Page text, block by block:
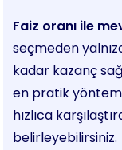
Faiz oranı ile
seçmeden
kadar kazanç
en pratik
hızlıca
belirleyebilirsiniz.